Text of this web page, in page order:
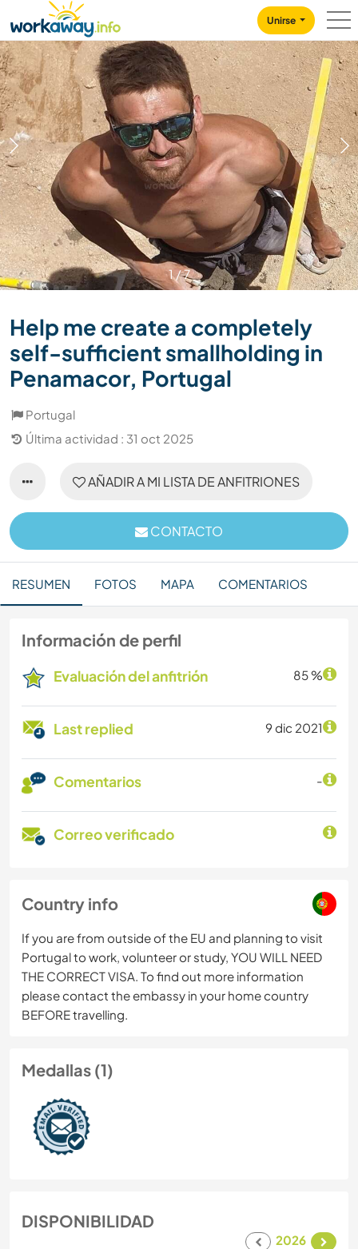
CONTENT
MAIN NAVIGATION
Unirse
1/7
Help me create a completely
self-sufficient smallholding in
Penamacor, Portugal
Portugal
Última actividad : 31 oct 2025
AÑADIR A MI LISTA DE ANFITRIONES
CONTACTO
RESUMEN FOTOS MAPA COMENTARIOS
Información de perfil
Evaluación del anfitrión 85 %
Last replied 9 dic 2021
Comentarios -
Correo verificado
Country info
If you are from outside of the EU and planning to visit
Portugal to work, volunteer or study, YOU WILL NEED
THE CORRECT VISA. To find out more information
please contact the embassy in your home country
BEFORE travelling.
Medallas (1)
DISPONIBILIDAD
2026